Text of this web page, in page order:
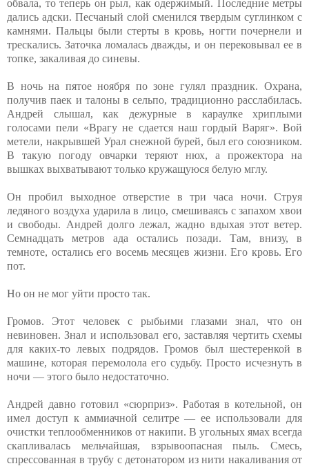
обвала, то теперь он рыл, как одержимый. Последние метры
дались адски. Песчаный слой сменился твердым суглинком с
камнями. Пальцы были стерты в кровь, ногти почернели и
трескались. Заточка ломалась дважды, и он перековывал ее в
топке, закаливая до синевы.
В ночь на пятое ноября по зоне гулял праздник. Охрана,
получив паек и талоны в сельпо, традиционно расслабилась.
Андрей слышал, как дежурные в караулке хриплыми
голосами пели «Врагу не сдается наш гордый Варяг». Вой
метели, накрывшей Урал снежной бурей, был его союзником.
В такую погоду овчарки теряют нюх, а прожектора на
вышках выхватывают только кружащуюся белую мглу.
Он пробил выходное отверстие в три часа ночи. Струя
ледяного воздуха ударила в лицо, смешиваясь с запахом хвои
и свободы. Андрей долго лежал, жадно вдыхая этот ветер.
Семнадцать метров ада остались позади. Там, внизу, в
темноте, остались его восемь месяцев жизни. Его кровь. Его
пот.
Но он не мог уйти просто так.
Громов. Этот человек с рыбьими глазами знал, что он
невиновен. Знал и использовал его, заставляя чертить схемы
для каких-то левых подрядов. Громов был шестеренкой в
машине, которая перемолола его судьбу. Просто исчезнуть в
ночи — этого было недостаточно.
Андрей давно готовил «сюрприз». Работая в котельной, он
имел доступ к аммиачной селитре — ее использовали для
очистки теплообменников от накипи. В угольных ямах всегда
скапливалась мельчайшая, взрывоопасная пыль. Смесь,
спрессованная в трубу с детонатором из нити накаливания от